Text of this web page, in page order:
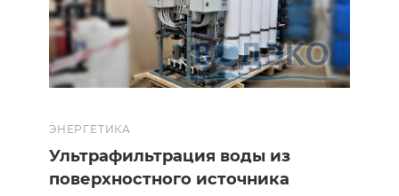
ЭНЕРГЕТИКА
Ультрафильтрация воды из
поверхностного источника